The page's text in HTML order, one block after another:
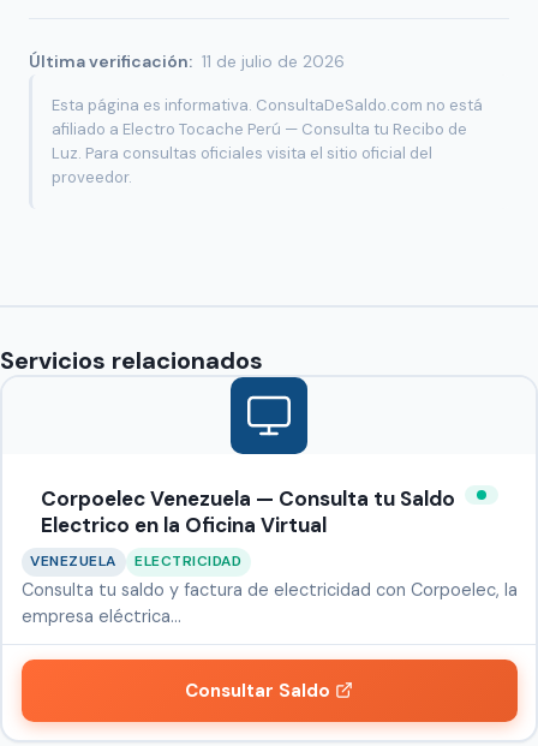
Última verificación: 11 de julio de 2026
Esta página es informativa. ConsultaDeSaldo.com no está
afiliado a Electro Tocache Perú — Consulta tu Recibo de
Luz. Para consultas oficiales visita el sitio oficial del
proveedor.
Servicios relacionados
Corpoelec Venezuela — Consulta tu Saldo
Electrico en la Oficina Virtual
VENEZUELA ELECTRICIDAD
Consulta tu saldo y factura de electricidad con Corpoelec, la
empresa eléctrica…
Consultar Saldo